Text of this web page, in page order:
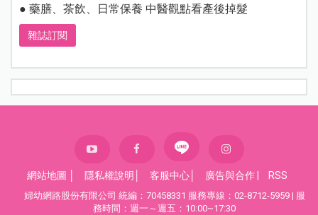
● 藥膳、茶飲、日常保養 中醫觀點看產後掉髮
雜誌訂閱
網站地圖 隱私權說明 客服中心 廣告與合作 RSS
婦幼網路股份有限公司 統編：70458331 服務專線：02-8712-5959 | 服
務時間：週一～週五：10:00~17:30